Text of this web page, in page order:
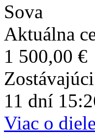
Sova
Aktuálna
1 500,00 €
11 dní
Viac o